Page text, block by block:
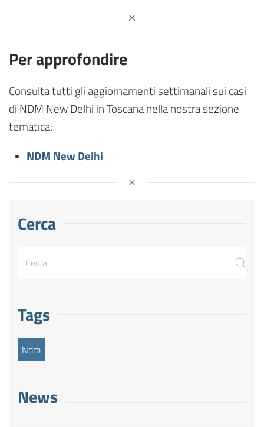
Per approfondire
Consulta tutti gli aggiornamenti settimanali sui casi
di NDM New Delhi in Toscana nella nostra sezione
tematica:
NDM New Delhi
Cerca
Tags
Ndm
News